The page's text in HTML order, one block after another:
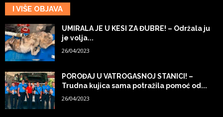
I VIŠE OBJAVA
UMIRALA JE U KESI ZA ĐUBRE! – Održala ju
je volja...
26/04/2023
POROĐAJ U VATROGASNOJ STANICI! –
Trudna kujica sama potražila pomoć od...
26/04/2023